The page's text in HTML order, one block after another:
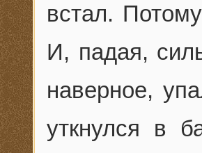
встал.
И, падая,
наверное,
уткнулся в